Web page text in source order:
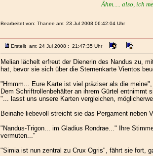
Ähm..... also, ich
Bearbeitet von: Thanee am: 23 Jul 2008 06:42:04 Uhr
Erstellt am: 24 Jul 2008 : 21:47:35 Uhr
Melian lächelt erfreut der Dienerin des Nandus zu,
hat, bevor sie sich über die Sternenkarte Vientos
"Hmmm... Eure Karte ist viel präziser als die
Dem Schriftrollenbehälter an ihrem Gürtel entnimmt
"... lasst uns unsere Karten vergleichen,
Beinahe liebevoll streicht sie das Pergament neben
"Nandus-Trigon... im Gladius Rondrae..." Ihre
vermuten..."
"Simia ist nun zentral zu Crux Ogris", fährt sie fort,